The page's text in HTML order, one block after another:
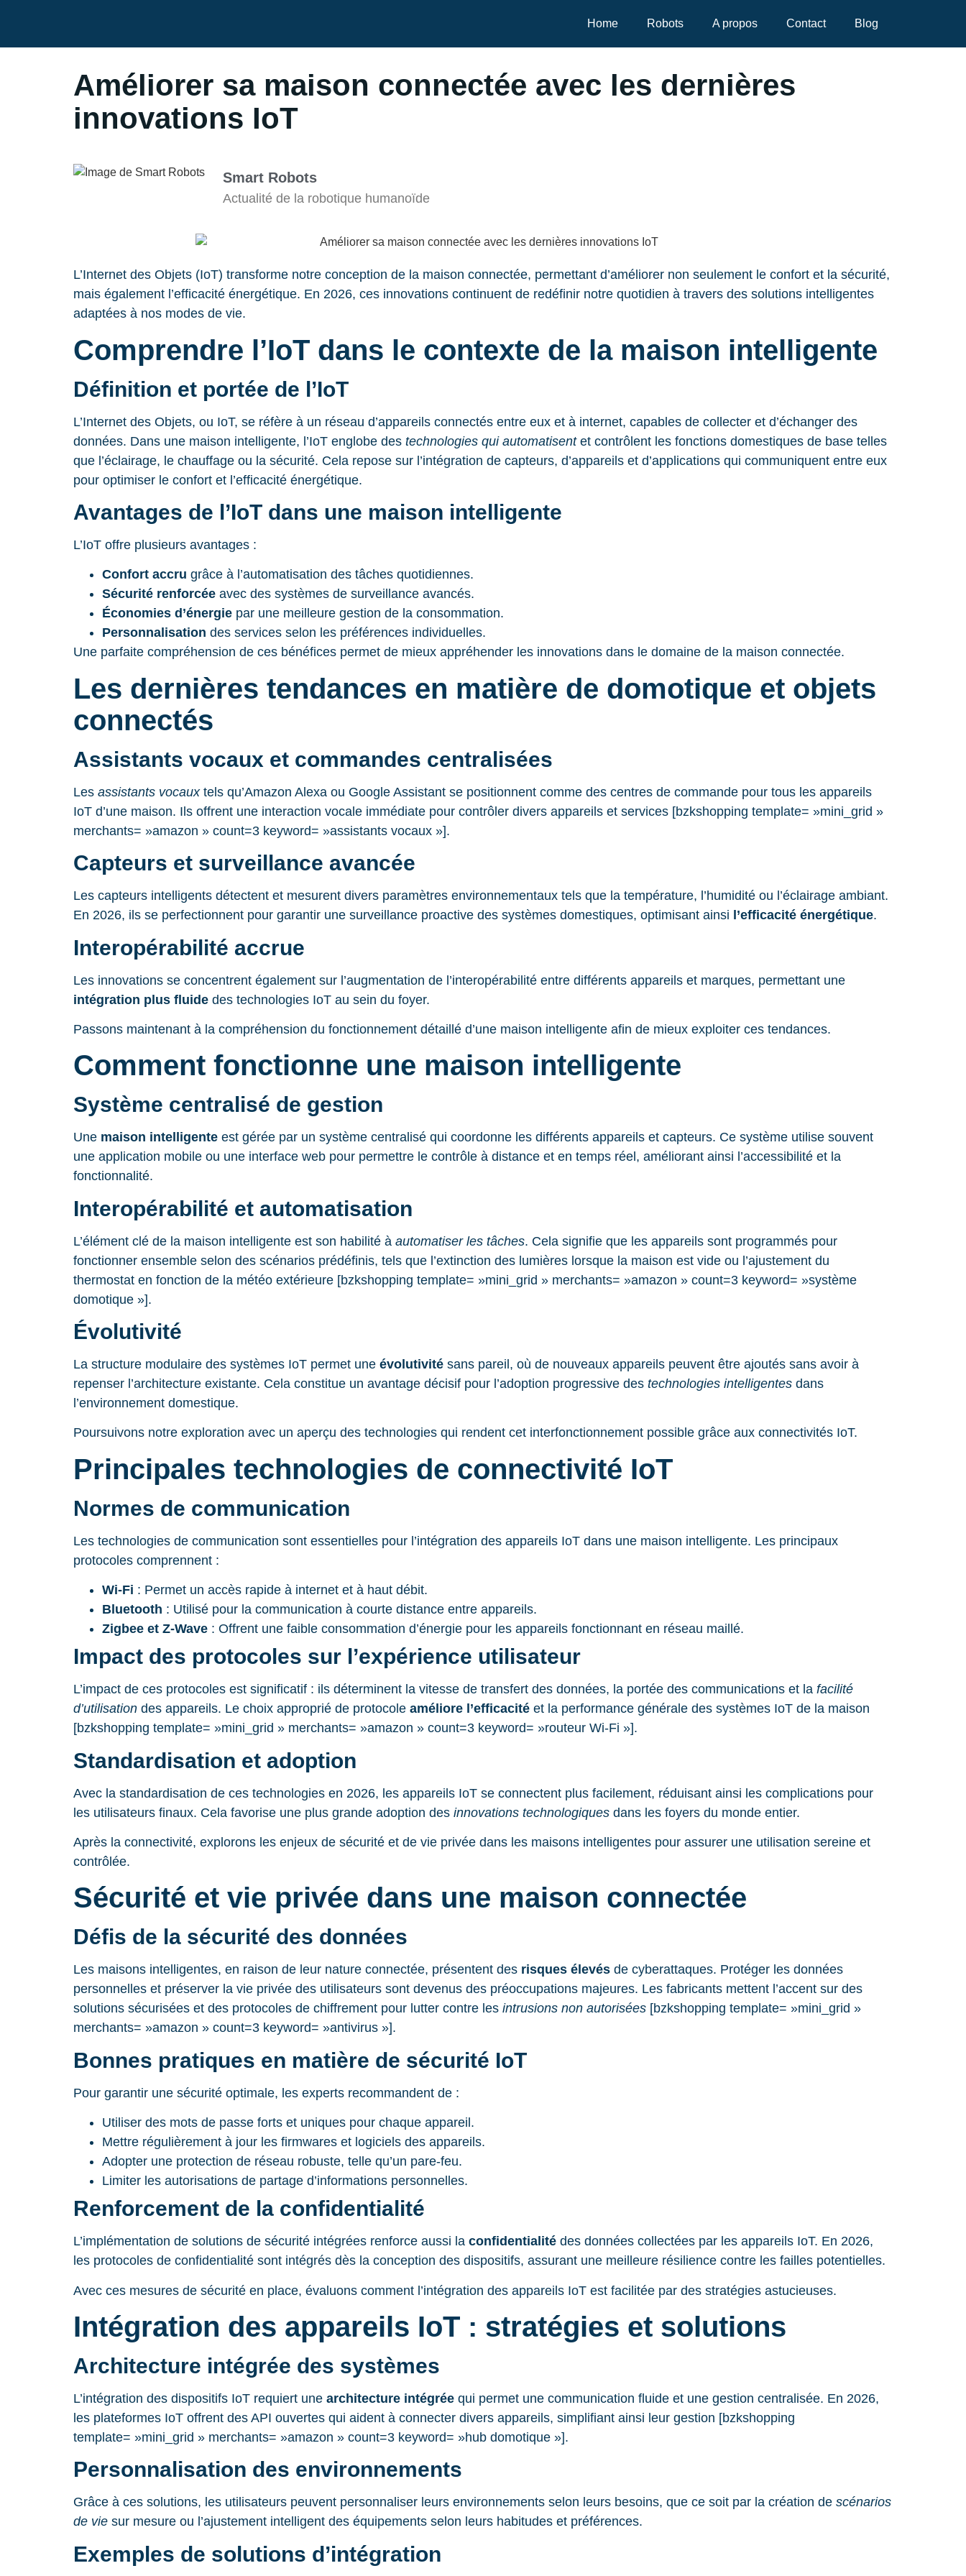
Home Robots A propos Contact Blog
Améliorer sa maison connectée avec les dernières
innovations IoT
Smart Robots
Actualité de la robotique humanoïde
L’Internet des Objets (IoT) transforme notre conception de la maison connectée, permettant d’améliorer non seulement le confort et la sécurité,
mais également l’efficacité énergétique. En 2026, ces innovations continuent de redéfinir notre quotidien à travers des solutions intelligentes
adaptées à nos modes de vie.
Comprendre l’IoT dans le contexte de la maison intelligente
Définition et portée de l’IoT
L’Internet des Objets, ou IoT, se réfère à un réseau d’appareils connectés entre eux et à internet, capables de collecter et d’échanger des
données. Dans une maison intelligente, l’IoT englobe des technologies qui automatisentet contrôlent les fonctions domestiques de base telles
que l’éclairage, le chauffage ou la sécurité. Cela repose sur l’intégration de capteurs, d’appareils et d’applications qui communiquent entre eux
pour optimiser le confort et l’efficacité énergétique.
Avantages de l’IoT dans une maison intelligente
L’IoT offre plusieurs avantages :
Confort accru grâce à l’automatisation des tâches quotidiennes.
Sécurité renforcée avec des systèmes de surveillance avancés.
Économies d’énergie par une meilleure gestion de la consommation.
Personnalisation des services selon les préférences individuelles.
Une parfaite compréhension de ces bénéfices permet de mieux appréhender les innovations dans le domaine de la maison connectée.
Les dernières tendances en matière de domotique et objets
connectés
Assistants vocaux et commandes centralisées
Les assistants vocauxtels qu’Amazon Alexa ou Google Assistant se positionnent comme des centres de commande pour tous les appareils
IoT d’une maison. Ils offrent une interaction vocale immédiate pour contrôler divers appareils et services [bzkshopping template= »mini_grid »
merchants= »amazon » count=3 keyword= »assistants vocaux »].
Capteurs et surveillance avancée
Les capteurs intelligents détectent et mesurent divers paramètres environnementaux tels que la température, l’humidité ou l’éclairage ambiant.
En 2026, ils se perfectionnent pour garantir une surveillance proactive des systèmes domestiques, optimisant ainsi l’efficacité énergétique.
Interopérabilité accrue
Les innovations se concentrent également sur l’augmentation de l’interopérabilité entre différents appareils et marques, permettant une
intégration plus fluide des technologies IoT au sein du foyer.
Passons maintenant à la compréhension du fonctionnement détaillé d’une maison intelligente afin de mieux exploiter ces tendances.
Comment fonctionne une maison intelligente
Système centralisé de gestion
Une maison intelligente est gérée par un système centralisé qui coordonne les différents appareils et capteurs. Ce système utilise souvent
une application mobile ou une interface web pour permettre le contrôle à distance et en temps réel, améliorant ainsi l’accessibilité et la
fonctionnalité.
Interopérabilité et automatisation
L’élément clé de la maison intelligente est son habilité à automatiser les tâches. Cela signifie que les appareils sont programmés pour
fonctionner ensemble selon des scénarios prédéfinis, tels que l’extinction des lumières lorsque la maison est vide ou l’ajustement du
thermostat en fonction de la météo extérieure [bzkshopping template= »mini_grid » merchants= »amazon » count=3 keyword= »système
domotique »].
Évolutivité
La structure modulaire des systèmes IoT permet une évolutivité sans pareil, où de nouveaux appareils peuvent être ajoutés sans avoir à
repenser l’architecture existante. Cela constitue un avantage décisif pour l’adoption progressive des technologies intelligentes dans
l’environnement domestique.
Poursuivons notre exploration avec un aperçu des technologies qui rendent cet interfonctionnement possible grâce aux connectivités IoT.
Principales technologies de connectivité IoT
Normes de communication
Les technologies de communication sont essentielles pour l’intégration des appareils IoT dans une maison intelligente. Les principaux
protocoles comprennent :
Wi-Fi : Permet un accès rapide à internet et à haut débit.
Bluetooth : Utilisé pour la communication à courte distance entre appareils.
Zigbee et Z-Wave : Offrent une faible consommation d’énergie pour les appareils fonctionnant en réseau maillé.
Impact des protocoles sur l’expérience utilisateur
L’impact de ces protocoles est significatif : ils déterminent la vitesse de transfert des données, la portée des communications et la facilité
d’utilisation des appareils. Le choix approprié de protocole améliore l’efficacité et la performance générale des systèmes IoT de la maison
[bzkshopping template= »mini_grid » merchants= »amazon » count=3 keyword= »routeur Wi-Fi »].
Standardisation et adoption
Avec la standardisation de ces technologies en 2026, les appareils IoT se connectent plus facilement, réduisant ainsi les complications pour
les utilisateurs finaux. Cela favorise une plus grande adoption des innovations technologiques dans les foyers du monde entier.
Après la connectivité, explorons les enjeux de sécurité et de vie privée dans les maisons intelligentes pour assurer une utilisation sereine et
contrôlée.
Sécurité et vie privée dans une maison connectée
Défis de la sécurité des données
Les maisons intelligentes, en raison de leur nature connectée, présentent des risques élevés de cyberattaques. Protéger les données
personnelles et préserver la vie privée des utilisateurs sont devenus des préoccupations majeures. Les fabricants mettent l’accent sur des
solutions sécurisées et des protocoles de chiffrement pour lutter contre les intrusions non autorisées [bzkshopping template= »mini_grid »
merchants= »amazon » count=3 keyword= »antivirus »].
Bonnes pratiques en matière de sécurité IoT
Pour garantir une sécurité optimale, les experts recommandent de :
Utiliser des mots de passe forts et uniques pour chaque appareil.
Mettre régulièrement à jour les firmwares et logiciels des appareils.
Adopter une protection de réseau robuste, telle qu’un pare-feu.
Limiter les autorisations de partage d’informations personnelles.
Renforcement de la confidentialité
L’implémentation de solutions de sécurité intégrées renforce aussi la confidentialité des données collectées par les appareils IoT. En 2026,
les protocoles de confidentialité sont intégrés dès la conception des dispositifs, assurant une meilleure résilience contre les failles potentielles.
Avec ces mesures de sécurité en place, évaluons comment l’intégration des appareils IoT est facilitée par des stratégies astucieuses.
Intégration des appareils IoT : stratégies et solutions
Architecture intégrée des systèmes
L’intégration des dispositifs IoT requiert une architecture intégrée qui permet une communication fluide et une gestion centralisée. En 2026,
les plateformes IoT offrent des API ouvertes qui aident à connecter divers appareils, simplifiant ainsi leur gestion [bzkshopping
template= »mini_grid » merchants= »amazon » count=3 keyword= »hub domotique »].
Personnalisation des environnements
Grâce à ces solutions, les utilisateurs peuvent personnaliser leurs environnements selon leurs besoins, que ce soit par la création de scénarios
de vie sur mesure ou l’ajustement intelligent des équipements selon leurs habitudes et préférences.
Exemples de solutions d’intégration